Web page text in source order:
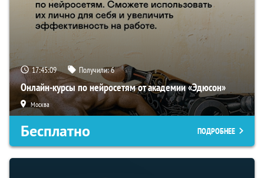
17:45:08 Получили:6
Онлайн-курсы по нейросетям от академии «Эдюсон»
Москва
Бесплатно ПОДРОБНЕЕ